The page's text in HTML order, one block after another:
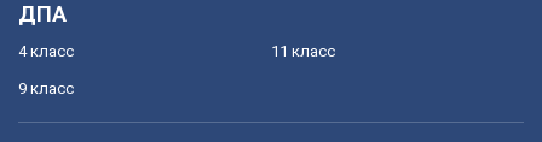
ДПА
4 класс
9 класс
11 класс